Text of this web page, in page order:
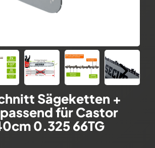
Sägeketten +
für Castor
0.325 66TG